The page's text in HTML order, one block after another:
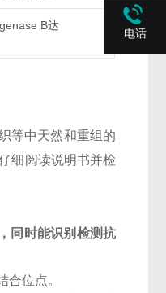
B达
等中天然和重组的
细阅读说明书并检
同时能识别检测抗
位点。
电话